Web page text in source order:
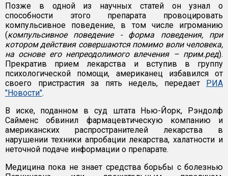
Позже в одной из научных статей он узнал о
способности этого препарата провоцировать
компульсивное поведение, в том числе игроманию
(компульсивное поведение - форма поведения, при
котором действия совершаются помимо воли человека,
на основе его непреодолимого влечения – прим.ред).
Прекратив прием лекарства и вступив в группу
психологической помощи, американец избавился от
своего пристрастия за пять недель, передает РИА
"Новости".
В иске, поданном в суд штата Нью-Йорк, Рэндолф
Сайменс обвинил фармацевтическую компанию и
американских распространителей лекарства в
нарушении техники апробации лекарства, халатности и
неточной подаче информации о препарате.
Медицина пока не знает средства борьбы с болезнью